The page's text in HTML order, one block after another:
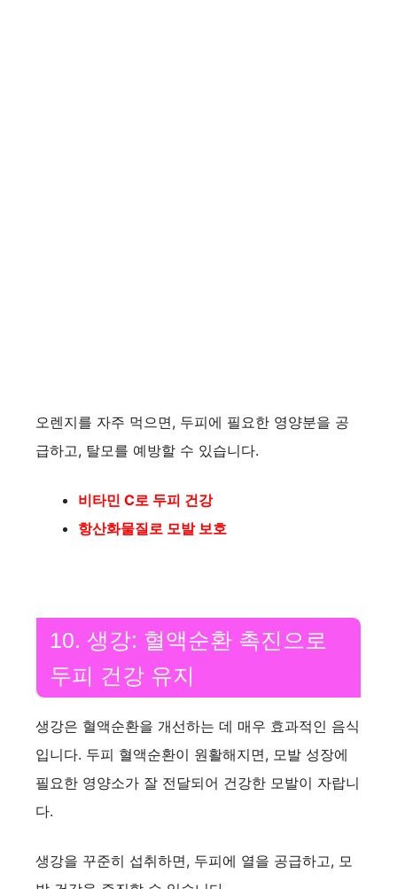
오렌지를 자주 먹으면, 두피에 필요한 영양분을 공
급하고, 탈모를 예방할 수 있습니다.
비타민 C로 두피 건강
항산화물질로 모발 보호
10. 생강: 혈액순환 촉진으로
두피 건강 유지
생강은 혈액순환을 개선하는 데 매우 효과적인 음식
입니다. 두피 혈액순환이 원활해지면, 모발 성장에
필요한 영양소가 잘 전달되어 건강한 모발이 자랍니
다.
생강을 꾸준히 섭취하면, 두피에 열을 공급하고, 모